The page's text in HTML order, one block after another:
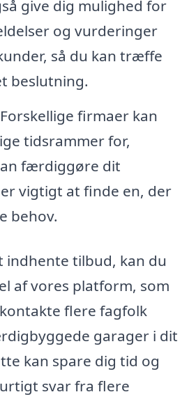
give dig mulighed for
og vurderinger
så du kan træffe
beslutning.
Forskellige firmaer kan
tidsrammer for,
færdiggøre dit
vigtigt at finde en, der
behov.
tilbud, kan du
af vores platform, som
flere fagfolk
garager i dit
kan spare dig tid og
svar fra flere